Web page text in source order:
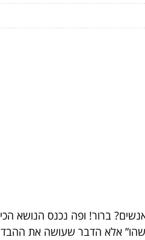
ברור! ופה נכנס הנושא
אלא הדבר שעושה את ההבדל